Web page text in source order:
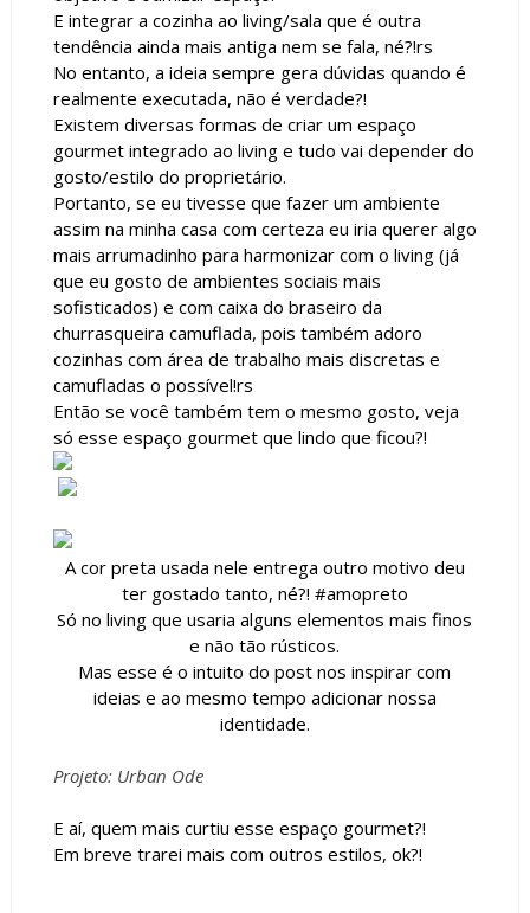
E integrar a cozinha ao living/sala que é outra
tendência ainda mais antiga nem se fala, né?!rs
No entanto, a ideia sempre gera dúvidas quando é
realmente executada, não é verdade?!
Existem diversas formas de criar um espaço
gourmet integrado ao living e tudo vai depender do
gosto/estilo do proprietário.
Portanto, se eu tivesse que fazer um ambiente
assim na minha casa com certeza eu iria querer algo
mais arrumadinho para harmonizar com o living (já
que eu gosto de ambientes sociais mais
sofisticados) e com caixa do braseiro da
churrasqueira camuflada, pois também adoro
cozinhas com área de trabalho mais discretas e
camufladas o possível!rs
Então se você também tem o mesmo gosto, veja
só esse espaço gourmet que lindo que ficou?!
A cor preta usada nele entrega outro motivo deu
ter gostado tanto, né?! #amopreto
Só no living que usaria alguns elementos mais finos
e não tão rústicos.
Mas esse é o intuito do post nos inspirar com
ideias e ao mesmo tempo adicionar nossa
identidade.
Projeto: Urban Ode
E aí, quem mais curtiu esse espaço gourmet?!
Em breve trarei mais com outros estilos, ok?!